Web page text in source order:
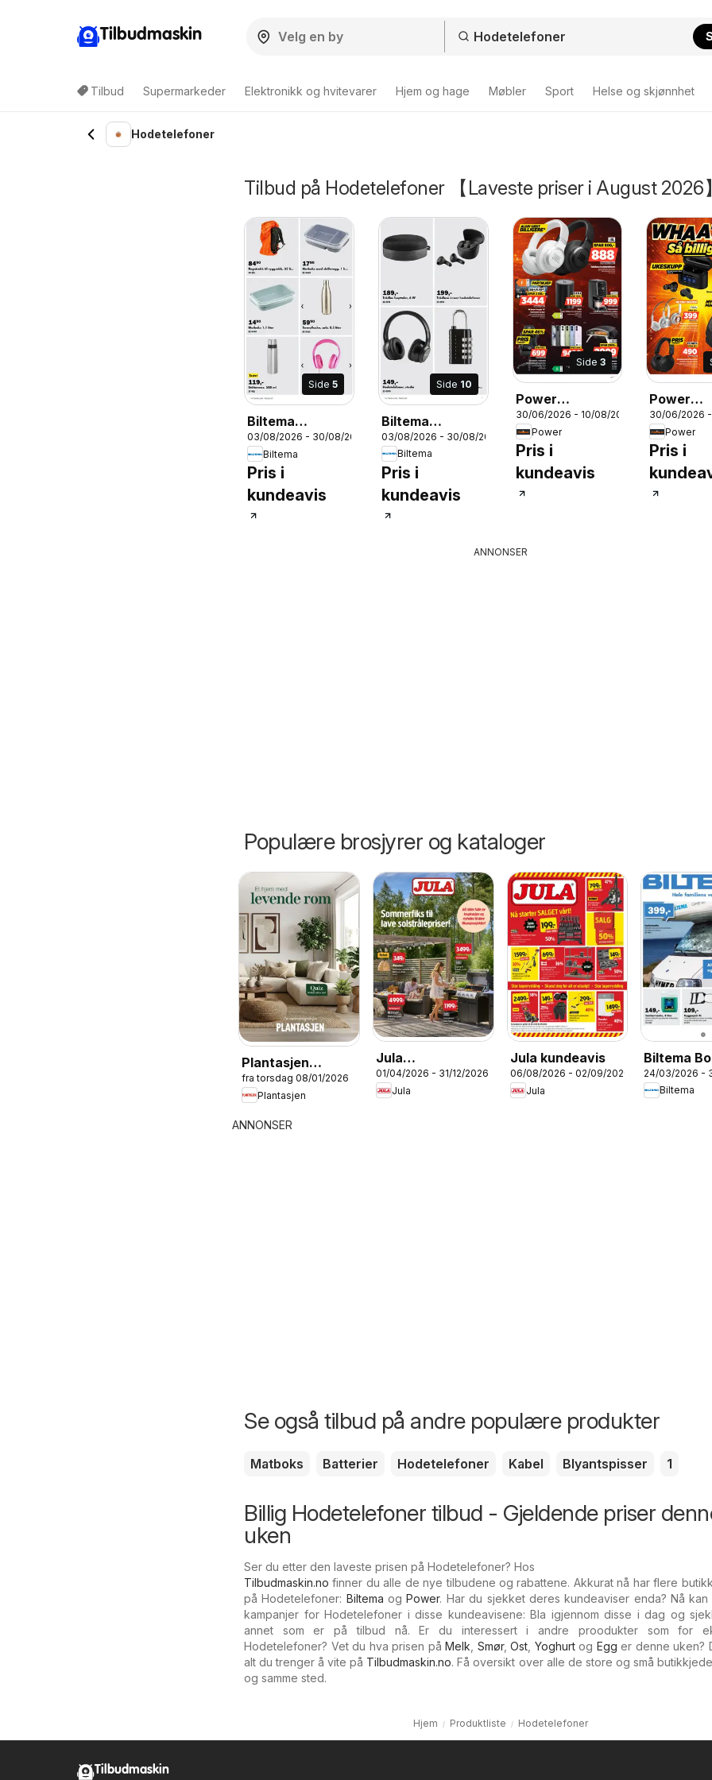
Tilbudmaskin
Tilbud Supermarkeder Elektronikk og hvitevarer Hjem og hage Møbler Sport Helse og skjønnhet
Hodetelefoner
Tilbud på Hodetelefoner 【Laveste priser i August 2026】
Side 5
Biltema
Brosjyre
Skolestart -
National
03/08/2026 - 30/08/2026
Biltema
Pris i
kundeavis
Side 10
Biltema
Brosjyre
Skolestart -
National
03/08/2026 - 30/08/2026
Biltema
Pris i
kundeavis
Side3
Power
kundeavis
30/06/2026 - 10/08/2026
Power
Pris i
kundeavis
Power
kundeavis
30/06/2026 -
Power
Pris i
ANNONSER
Populære brosjyrer og kataloger
Plantasjen
kundeavis
fra torsdag 08/01/2026
Plantasjen
Jula
sommerkatalog
2026
01/04/2026 - 31/12/2026
Jula
Jula kundeavis
06/08/2026 - 02/09/2026
Jula
Biltema
Camping
24/03/2026 -
Biltema
ANNONSER
Se også tilbud på andre populære produkter
Matboks Batterier Hodetelefoner Kabel Blyantspisser 1
Billig Hodetelefoner tilbud - Gjeldende priser
uken
Ser du etter den laveste prisen på Hodetelefoner? Hos
Tilbudmaskin.no finner du alle de nye tilbudene og rabattene. Akkurat nå har flere
på Hodetelefoner: Biltema ogPower. Har du sjekket deres kundeaviser enda? Nå kan
kampanjer for Hodetelefoner i disse kundeavisene: Bla igjennom disse i dag og
annet som er på tilbud nå. Er du interessert i andre proodukter som for
Hodetelefoner? Vet du hva prisen på Melk Smør, Ost Yoghurtog Egg er denne uken?
alt du trenger å vite på Tilbudmaskin.no. Få oversikt over alle de store og små
og samme sted.
Hjem Produktliste Hodetelefoner
Tilbudmaskin